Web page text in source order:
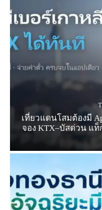
เที่ยวแดนโสมต้องมี
จอง KTX–บัสด่วน แ